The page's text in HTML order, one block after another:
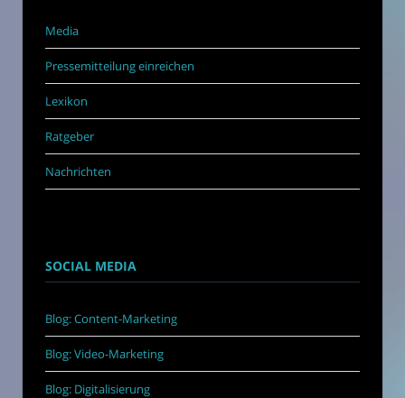
Media
Pressemitteilung einreichen
Lexikon
Ratgeber
Nachrichten
SOCIAL MEDIA
Blog: Content-Marketing
Blog: Video-Marketing
Blog: Digitalisierung